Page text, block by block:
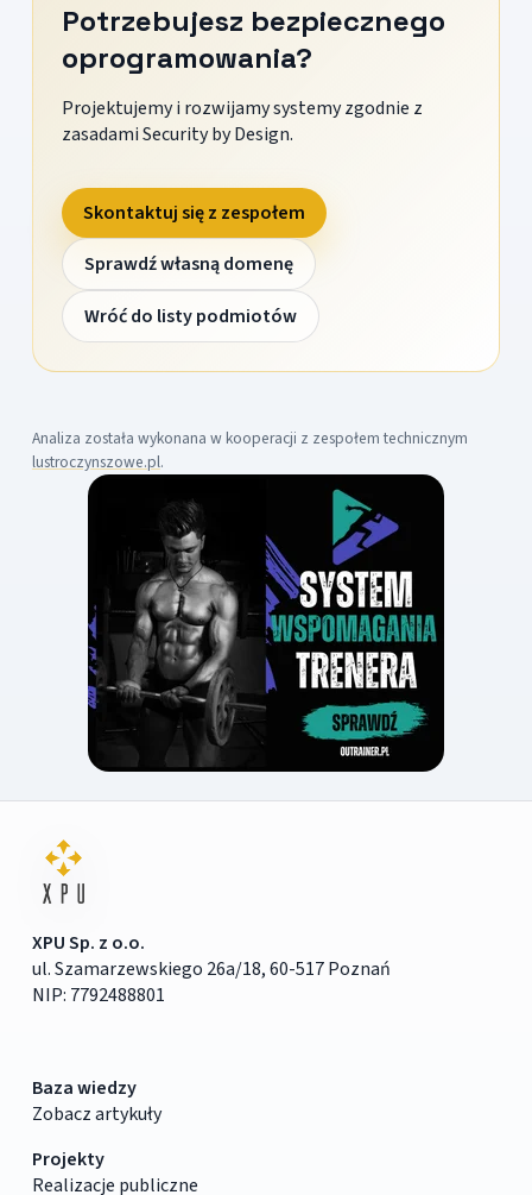
Potrzebujesz bezpiecznego
oprogramowania?
Projektujemy i rozwijamy systemy zgodnie z
zasadami Security by Design.
Skontaktuj się z zespołem
Sprawdź własną domenę
Wróć do listy podmiotów
Analiza została wykonana w kooperacji z zespołem technicznym
lustroczynszowe.pl.
XPU Sp. z o.o.
ul. Szamarzewskiego 26a/18, 60-517 Poznań
NIP: 7792488801
Baza wiedzy
Zobacz artykuły
Projekty
Realizacje publiczne